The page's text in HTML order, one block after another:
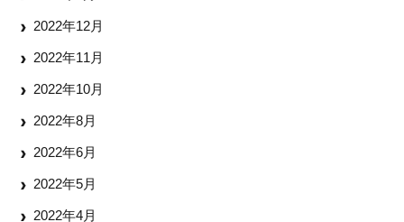
2022年12月
2022年11月
2022年10月
2022年8月
2022年6月
2022年5月
2022年4月